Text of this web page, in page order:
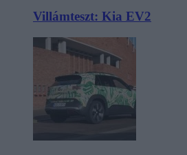
Villámteszt: Kia EV2